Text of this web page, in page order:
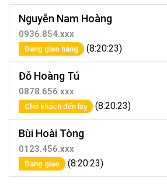
Nguyễn Nam Hoàng
0936.854.xxx
Đang giao hàng (8:20:23)
Đỗ Hoàng Tú
0878.656.xxx
Chờ khách đến lấy (8:20:23)
Bùi Hoài Tòng
0123.456.xxx
Đang giao (8:20:23)